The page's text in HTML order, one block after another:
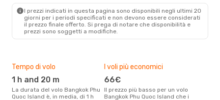
I prezzi indicati in questa pagina sono disponibili negli ultimi 20
giorni per i periodi specificati e non devono essere considerati
il ​​prezzo finale offerto. Si prega di notare che disponibilità e
prezzi sono soggetti a modifiche.
Tempo di volo
1 h and 20 m
La durata del volo Bangkok Phu
Quoc Island è, in media, di 1 h
I voli più economici
66€
Il prezzo più basso per un volo
Bangkok Phu Quoc Island che i